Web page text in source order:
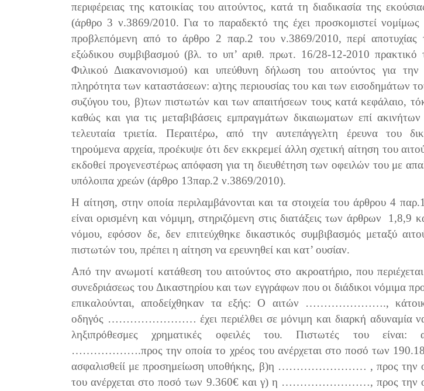
περιφέρειας της κατοικίας του αιτούντος, κατά τη διαδικασία της
(άρθρο 3 ν.3869/2010. Για το παραδεκτό της έχει προσκομιστεί
προβλεπόμενη από το άρθρο 2 παρ.2 του ν.3869/2010, περί αποτυχίας
εξώδικου συμβιβασμού (βλ. το υπ’ αριθ. πρωτ. 16/28-12-2010 πρακτικό
Φιλικού Διακανονισμού) και υπεύθυνη δήλωση του αιτούντος για την
πληρότητα των καταστάσεων: α)της περιουσίας του και των εισοδημάτων
συζύγου του, β)των πιστωτών και των απαιτήσεων τους κατά κεφάλαιο,
καθώς και για τις μεταβιβάσεις εμπραγμάτων δικαιωματων επί
τελευταία τριετία. Περαιτέρω, από την αυτεπάγγελτη έρευνα του
τηρούμενα αρχεία, προέκυψε ότι δεν εκκρεμεί άλλη σχετική αίτηση του
εκδοθεί προγενεστέρως απόφαση για τη διευθέτηση των οφειλών του με
υπόλοιπα χρεών (άρθρο 13παρ.2 ν.3869/2010).
Η αίτηση, στην οποία περιλαμβάνονται και τα στοιχεία του άρθρου 4
είναι ορισμένη και νόμιμη, στηριζόμενη στις διατάξεις των άρθρων 1,8,9
νόμου, εφόσον δε, δεν επιτεύχθηκε δικαστικός συμβιβασμός μεταξύ
πιστωτών του, πρέπει η αίτηση να ερευνηθεί και κατ’ ουσίαν.
Από την ανωμοτί κατάθεση του αιτούντος στο ακροατήριο, που
συνεδριάσεως του Δικαστηρίου και των εγγράφων που οι διάδικοι νόμιμα
επικαλούνται, αποδείχθηκαν τα εξής: Ο αιτών ………………….,
οδηγός …………………… έχει περιέλθει σε μόνιμη και διαρκή αδυναμία να
ληξιπρόθεσμες χρηματικές οφειλές του. Πιστωτές του
……………….προς την οποία το χρέος του ανέρχεται στο ποσό των
ασφαλισθείί με προσημείωση υποθήκης, β)η …………………… , προς την
του ανέρχεται στο ποσό των 9.360€ και γ) η ……………………, προς την